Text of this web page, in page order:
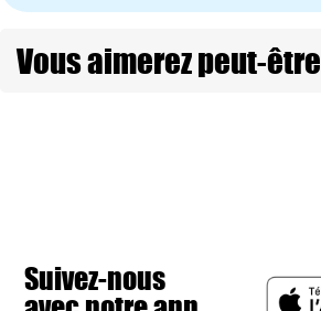
Vous aimerez peut-être
Suivez-nous